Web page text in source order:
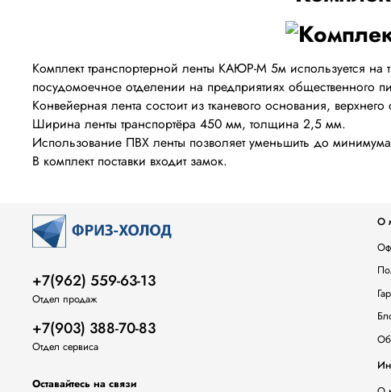
Комплект транспортерной ленты КАЮР-М 5м используется
посудомоечное отделении на предприятиях общественного
Конвейерная лента состоит из тканевого основания,
Ширина ленты транспортёра 450 мм, толщина 2,5 мм.
Использование ПВХ ленты позволяет уменьшить до
В комплект поставки входит замок.
О
+7(962) 559-63-13
Отдел продаж
+7(903) 388-70-83
Отдел сервиса
Оставайтесь на связи